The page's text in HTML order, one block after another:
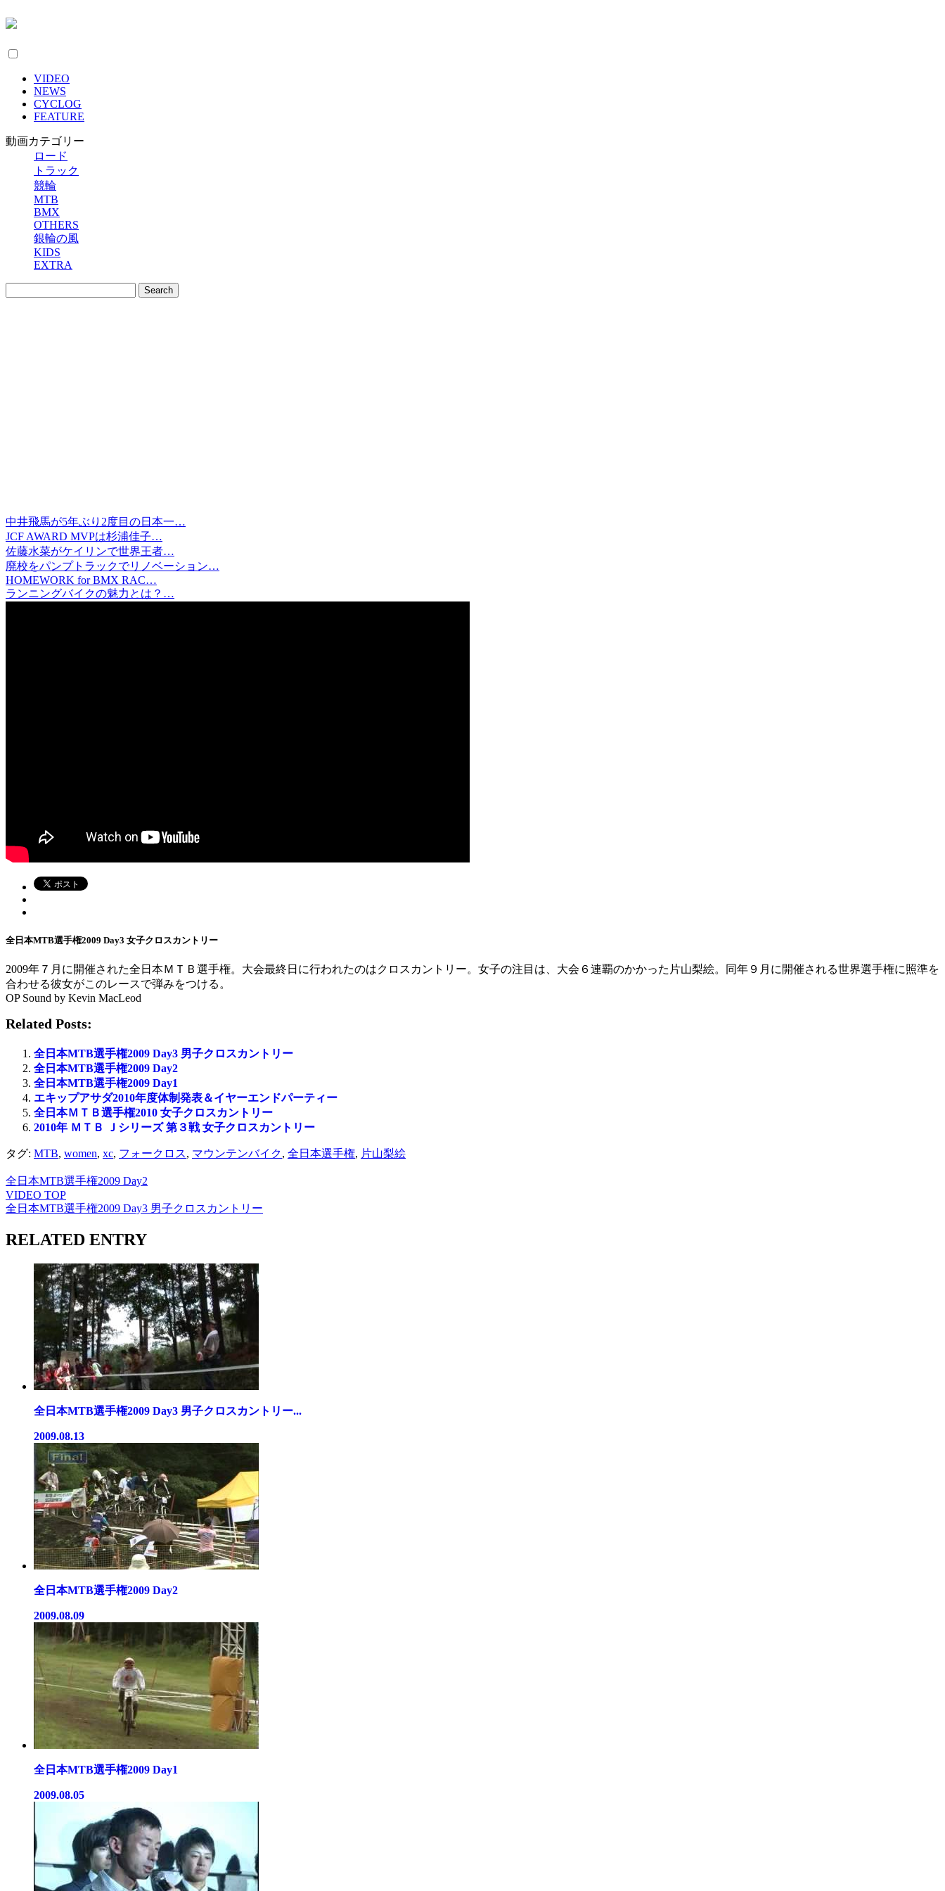
VIDEO
NEWS
CYCLOG
FEATURE
動画カテゴリー
ロード
トラック
競輪
MTB
BMX
OTHERS
銀輪の風
KIDS
EXTRA
中井飛馬が5年ぶり2度目の日本一…
JCF AWARD MVPは杉浦佳子…
佐藤水菜がケイリンで世界王者…
廃校をパンプトラックでリノベーション…
HOMEWORK for BMX RAC…
ランニングバイクの魅力とは？…
全日本MTB選手権2009 Day3 女子クロスカントリー
2009年７月に開催された全日本ＭＴＢ選手権。大会最終日に行われたのはクロスカントリー。女子の注目は、大会６連覇のかかった片山梨絵。同年９月に開催される世界選手権に照準を
合わせる彼女がこのレースで弾みをつける。
OP Sound by Kevin MacLeod
Related Posts:
全日本MTB選手権2009 Day3 男子クロスカントリー
全日本MTB選手権2009 Day2
全日本MTB選手権2009 Day1
エキップアサダ2010年度体制発表＆イヤーエンドパーティー
全日本ＭＴＢ選手権2010 女子クロスカントリー
2010年 ＭＴＢ Ｊシリーズ 第３戦 女子クロスカントリー
タグ: MTB, women, xc, フォークロス, マウンテンバイク, 全日本選手権, 片山梨絵
全日本MTB選手権2009 Day2
VIDEO TOP
全日本MTB選手権2009 Day3 男子クロスカントリー
RELATED ENTRY
全日本MTB選手権2009 Day3 男子クロスカントリー...
2009.08.13
全日本MTB選手権2009 Day2
2009.08.09
全日本MTB選手権2009 Day1
2009.08.05